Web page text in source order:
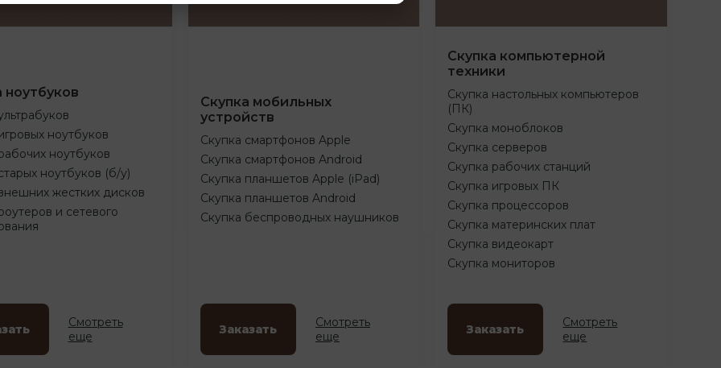
ноутбуков
ноутбуков
ноутбуков
ноутбуков (б/у)
жестких дисков
и сетевого
Смотреть
еще
Скупка мобильных
устройств
Скупка смартфонов Apple
Скупка смартфонов Android
Скупка планшетов Apple (iPad)
Скупка планшетов Android
Скупка беспроводных наушников
Заказать
Смотреть
еще
Скупка компьютерной
техники
Скупка настольных компьютеров
(ПК)
Скупка моноблоков
Скупка серверов
Скупка рабочих станций
Скупка игровых ПК
Скупка процессоров
Скупка материнских плат
Скупка видеокарт
Скупка мониторов
Заказать
Смотреть
еще